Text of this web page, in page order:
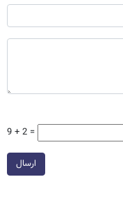
9 + 2 =
ارسال